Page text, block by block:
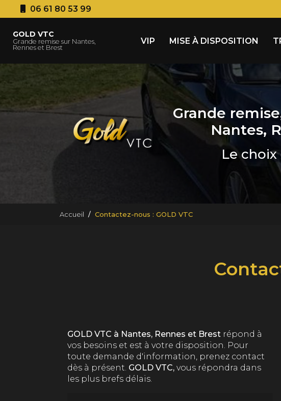
au
principal
06 61 80 53 99
GOLD VTC
Grande remise sur Nantes,
Rennes et Brest
VIP
MISE À DISPOSITION
Grande
Nantes,
Le
Accueil Contactez-nous : GOLD VTC
GOLD VTC à Nantes, Rennes et Brest répond à
vos besoins et est à votre disposition. Pour
toute demande d'information, prenez contact
dès à présent. GOLD VTC, vous répondra dans
les plus brefs délais.